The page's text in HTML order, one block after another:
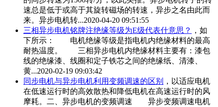
速总是低于或高于其旋转磁场的转速，异步之名由此而
来。 异步电机转...2020-04-20 09:51:55
三相异步电机铭牌注绝缘等级为E级代表什意思？
，如
下所示： 电机绝缘等级是指电机内绝缘材料的最高
耐热温度。 三相异步电机内绝缘材料主要有：漆包
线的绝缘漆、线圈和定子铁芯之间的绝缘纸、清漆、
黄...2020-02-19 09:03:42
同步电机与异步电机利用变频调速的区别
，以适应电机
在低速运行时的高效散热和降低电机在高速运行时的风
摩耗。二、 异步电机的变频调速 异步变频调速电机